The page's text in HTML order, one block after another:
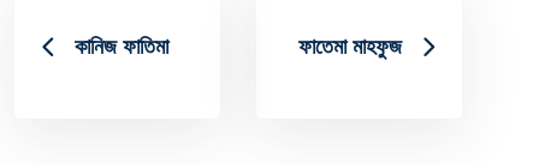
কানিজ ফাতিমা ফাতেমা মাহফুজ